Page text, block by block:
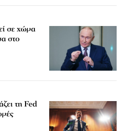
σε χώρα
στο
τη Fed